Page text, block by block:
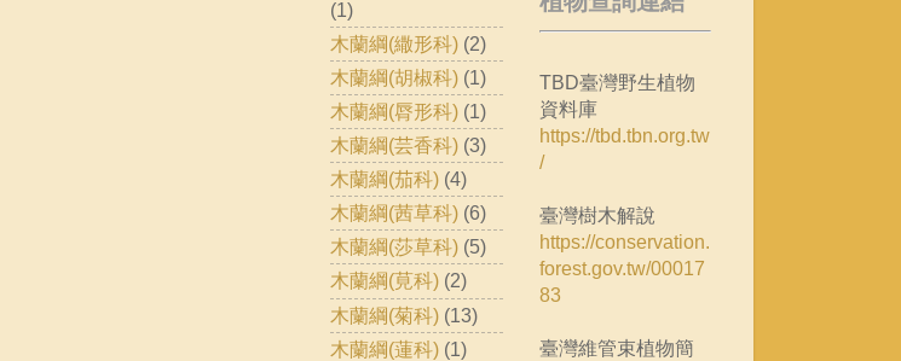
(1)
木蘭綱(繖形科) (2)
木蘭綱(胡椒科) (1)
木蘭綱(脣形科) (1)
木蘭綱(芸香科) (3)
木蘭綱(茄科) (4)
木蘭綱(茜草科) (6)
木蘭綱(莎草科) (5)
木蘭綱(莧科) (2)
木蘭綱(菊科) (13)
木蘭綱(蓮科) (1)
TBD臺灣野生植物
資料庫
https://tbd.tbn.org.tw
/
臺灣樹木解說
https://conservation.
forest.gov.tw/00017
83
臺灣維管束植物簡